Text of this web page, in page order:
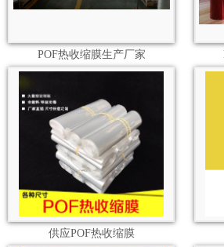
POF热收缩膜生产厂家
供应POF热收缩膜